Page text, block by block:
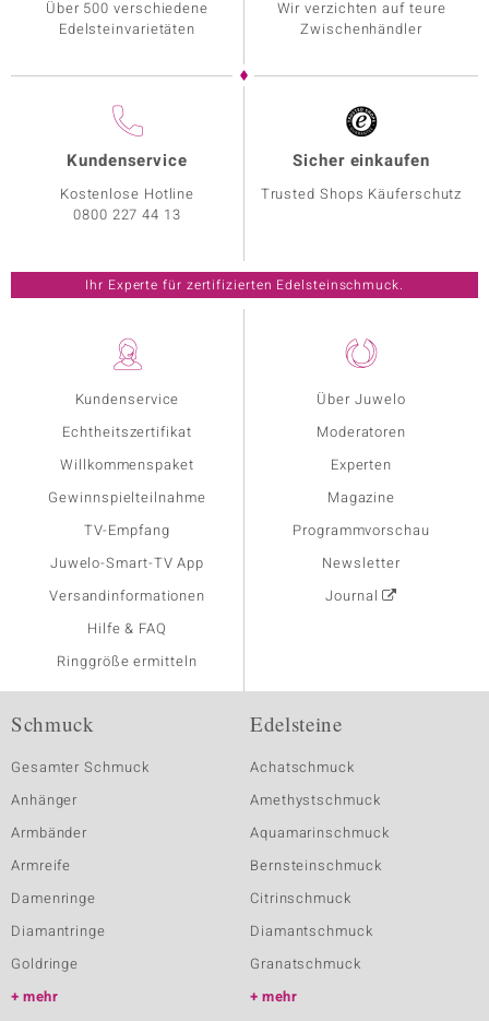
Kundenservice
Echtheitszertifikat
Willkommenspaket
Gewinnspielteilnahme
TV-Empfang
Juwelo-Smart-TV App
Versandinformationen
Hilfe & FAQ
Ringgröße ermitteln
Über Juwelo
Moderatoren
Experten
Magazine
Programmvorschau
Newsletter
Journal
Über 500 verschiedene
Edelsteinvarietäten
Wir verzichten auf teure
Zwischenhändler
Kundenservice
Kostenlose Hotline
0800 227 44 13
Sicher einkaufen
Trusted Shops Käuferschutz
Ihr Experte für zertifizierten Edelsteinschmuck.
Schmuck
Gesamter Schmuck
Anhänger
Armbänder
Armreife
Damenringe
Diamantringe
Goldringe
mehr
Edelsteine
Achatschmuck
Amethystschmuck
Aquamarinschmuck
Bernsteinschmuck
Citrinschmuck
Diamantschmuck
Granatschmuck
mehr